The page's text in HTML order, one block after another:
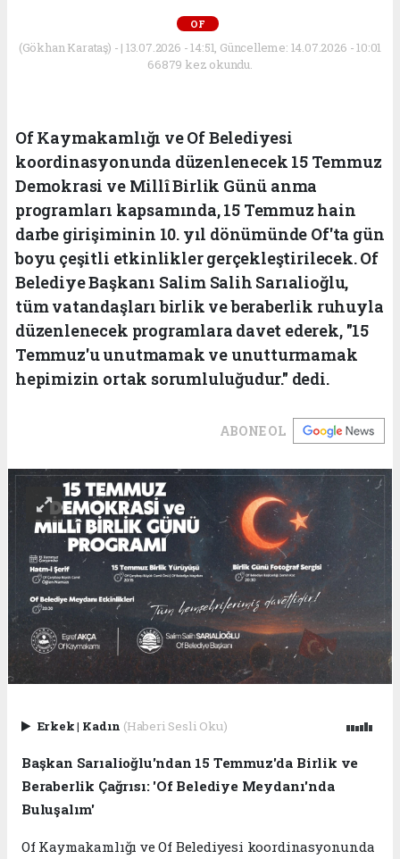
OF
(Gökhan Karataş) - | 13.07.2026 - 14:51, Güncelleme: 14.07.2026 - 10:01
66879 kez okundu.
Of Kaymakamlığı ve Of Belediyesi
koordinasyonunda düzenlenecek 15 Temmuz
Demokrasi ve Millî Birlik Günü anma
programları kapsamında, 15 Temmuz hain
darbe girişiminin 10. yıl dönümünde Of'ta gün
boyu çeşitli etkinlikler gerçekleştirilecek. Of
Belediye Başkanı Salim Salih Sarıalioğlu,
tüm vatandaşları birlik ve beraberlik ruhuyla
düzenlenecek programlara davet ederek, "15
Temmuz'u unutmamak ve unutturmamak
hepimizin ortak sorumluluğudur." dedi.
ABONE OL
Erkek| Kadın (Haberi Sesli Oku)
Başkan Sarıalioğlu'ndan 15 Temmuz'da Birlik ve
Beraberlik Çağrısı: 'Of Belediye Meydanı'nda
Buluşalım'
Of Kaymakamlığı ve Of Belediyesi koordinasyonunda